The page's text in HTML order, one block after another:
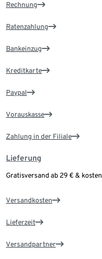
Rechnung
Ratenzahlung
Bankeinzug
Kreditkarte
Paypal
Vorauskasse
Zahlung in der Filiale
Lieferung
Gratisversand ab 29 € &
Versandkosten
Lieferzeit
Versandpartner